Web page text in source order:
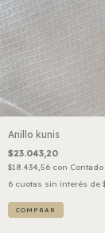
Anillo kunis
$23.043,20
$18.434,56 con
6 cuotas sin interés de
COMPRAR